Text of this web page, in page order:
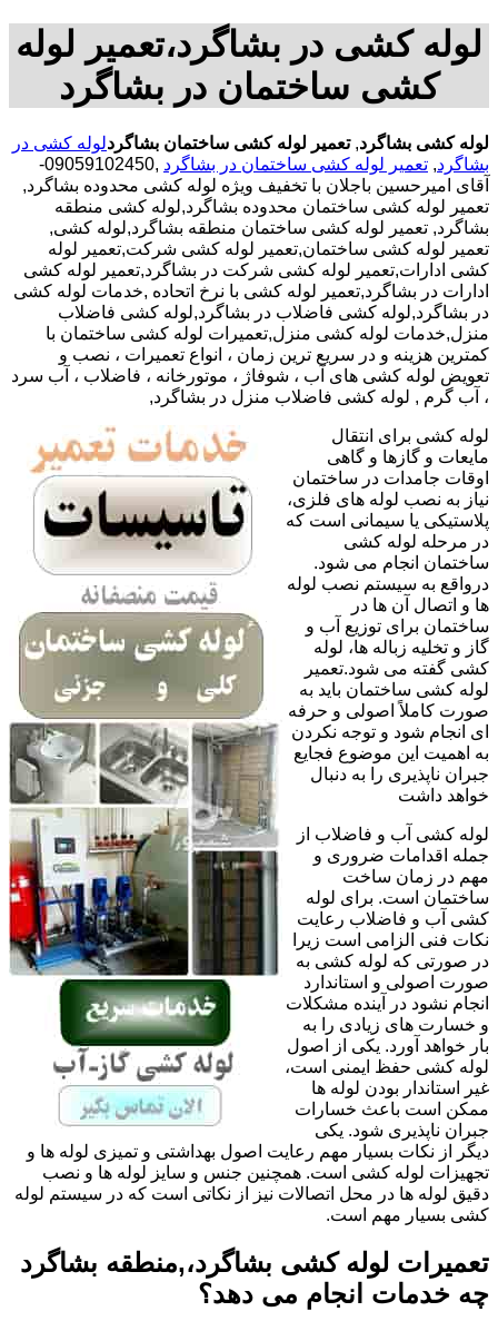
لوله کشی در بشاگرد،تعمیر لوله
کشی ساختمان در بشاگرد
لوله کشی بشاگرد,تعمیر لوله کشی ساختمان بشاگردلوله کشی در
بشاگرد, تعمیر لوله کشی ساختمان در بشاگرد
,09059102450-
آقای امیرحسین باجلان با تخفیف ویژه لوله کشی محدوده بشاگرد,
تعمیر لوله کشی ساختمان محدوده بشاگرد,لوله کشی منطقه
بشاگرد, تعمیر لوله کشی ساختمان منطقه بشاگرد,لوله کشی,
تعمیر لوله کشی ساختمان,تعمیر لوله کشی شرکت,تعمیر لوله
کشی ادارات,تعمیر لوله کشی شرکت در بشاگرد,تعمیر لوله کشی
ادارات در بشاگرد,تعمیر لوله کشی با نرخ اتحاده ,خدمات لوله کشی
در بشاگرد,لوله کشی فاضلاب در بشاگرد,لوله کشی فاضلاب
منزل,خدمات لوله کشی منزل,تعمیرات لوله کشی ساختمان با
کمترین هزینه و در سریع ترین زمان ، انواع تعمیرات ، نصب و
تعویض لوله کشی های آب ، شوفاژ ، موتورخانه ، فاضلاب ، آب سرد
، آب گرم , لوله کشی فاضلاب منزل در بشاگرد,
لوله کشی برای انتقال
مایعات و گازها و گاهی
اوقات جامدات در ساختمان
نیاز به نصب لوله های فلزی،
پلاستیکی یا سیمانی است که
در مرحله لوله کشی
ساختمان انجام می شود.
درواقع به سیستم نصب لوله
ها و اتصال آن ها در
ساختمان برای توزیع آب و
گاز و تخلیه زباله ها، لوله
کشی گفته می شود.تعمیر
لوله کشی ساختمان باید به
صورت کاملاً اصولی و حرفه
ای انجام شود و توجه نکردن
به اهمیت این موضوع فجایع
جبران ناپذیری را به دنبال
خواهد داشت
لوله کشی آب و فاضلاب از
جمله اقدامات ضروری و
مهم در زمان ساخت
ساختمان است. برای لوله
کشی آب و فاضلاب رعایت
نکات فنی الزامی است زیرا
در صورتی که لوله کشی به
صورت اصولی و استاندارد
انجام نشود در آینده مشکلات
و خسارت های زیادی را به
بار خواهد آورد. یکی از اصول
لوله کشی حفظ ایمنی است،
غیر استاندار بودن لوله ها
ممکن است باعث خسارات
جبران ناپذیری شود. یکی
دیگر از نکات بسیار مهم رعایت اصول بهداشتی و تمیزی لوله ها و
تجهیزات لوله کشی است. همچنین جنس و سایز لوله ها و نصب
دقیق لوله ها در محل اتصالات نیز از نکاتی است که در سیستم لوله
کشی بسیار مهم است.
تعمیرات لوله کشی بشاگرد،,منطقه بشاگرد
چه خدمات انجام می دهد؟